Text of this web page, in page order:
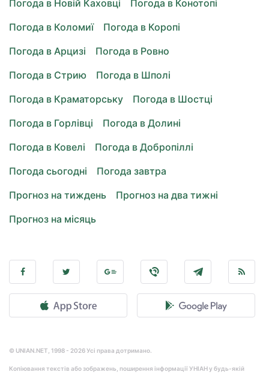
Погода в Новій Каховці
Погода в Конотопі
Погода в Коломиї
Погода в Коропі
Погода в Арцизі
Погода в Ровно
Погода в Стрию
Погода в Шполі
Погода в Краматорську
Погода в Шостці
Погода в Горлівці
Погода в Долині
Погода в Ковелі
Погода в Добропіллі
Погода сьогодні
Погода завтра
Прогноз на тиждень
Прогноз на два тижні
Прогноз на місяць
© UNIAN.NET, 1998 - 2026 Усі права дотримано.
Копіювання текстів або зображень, поширення інформації УНІАН у будь-якій